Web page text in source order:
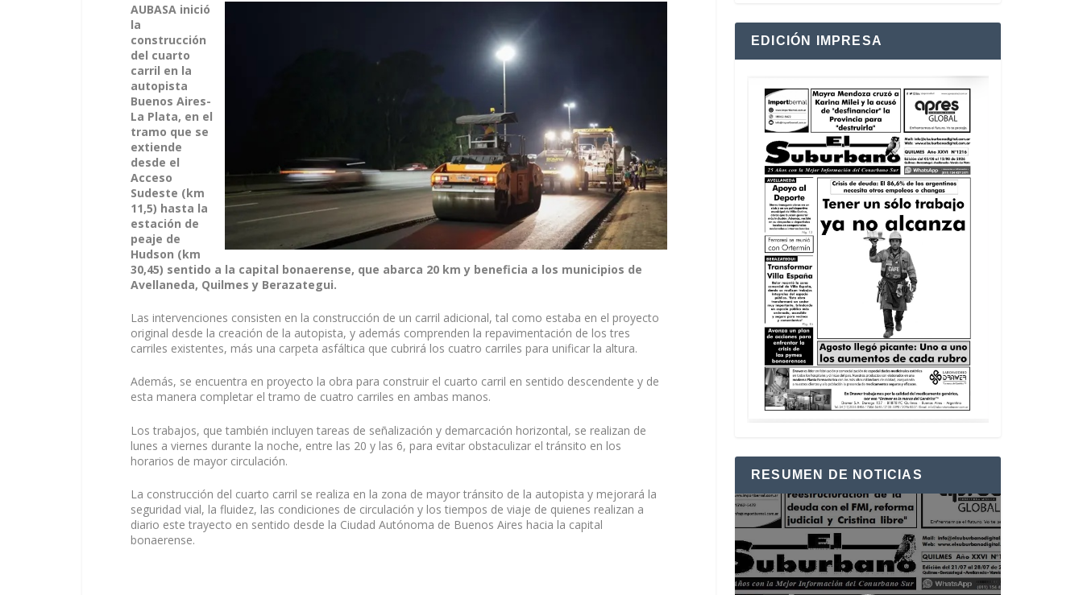
AUBASA inició
la
construcción
del cuarto
carril en la
autopista
Buenos Aires-
La Plata, en el
tramo que se
extiende
desde el
Acceso
Sudeste (km
11,5) hasta la
estación de
peaje de
Hudson (km
30,45) sentido a la capital bonaerense, que abarca 20 km y beneficia a los municipios de
Avellaneda, Quilmes y Berazategui.
Las intervenciones consisten en la construcción de un carril adicional, tal como estaba en el proyecto
original desde la creación de la autopista, y además comprenden la repavimentación de los tres
carriles existentes, más una carpeta asfáltica que cubrirá los cuatro carriles para unificar la altura.
Además, se encuentra en proyecto la obra para construir el cuarto carril en sentido descendente y de
esta manera completar el tramo de cuatro carriles en ambas manos.
Los trabajos, que también incluyen tareas de señalización y demarcación horizontal, se realizan de
lunes a viernes durante la noche, entre las 20 y las 6, para evitar obstaculizar el tránsito en los
horarios de mayor circulación.
La construcción del cuarto carril se realiza en la zona de mayor tránsito de la autopista y mejorará la
seguridad vial, la fluidez, las condiciones de circulación y los tiempos de viaje de quienes realizan a
diario este trayecto en sentido desde la Ciudad Autónoma de Buenos Aires hacia la capital
bonaerense.
EDICIÓN IMPRESA
RESUMEN DE NOTICIAS
Reproductor
de
vídeo